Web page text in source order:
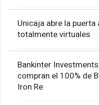
Unicaja abre la
totalmente virtuales
Bankinter
compran el 100% de
Iron Re